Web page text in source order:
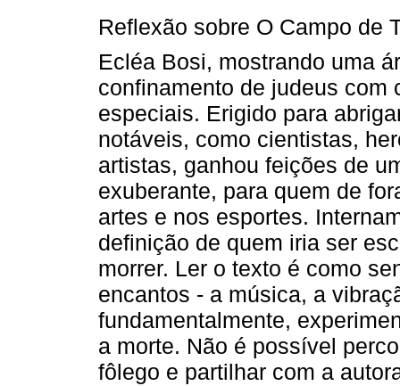
Reflexão sobre O Campo de
Ecléa Bosi, mostrando uma
confinamento de judeus com
especiais. Erigido para
notáveis, como cientistas,
artistas, ganhou feições de
exuberante, para quem de
artes e nos esportes.
definição de quem iria ser
morrer. Ler o texto é como
encantos - a música, a
fundamentalmente,
a morte. Não é possível
fôlego e partilhar com a